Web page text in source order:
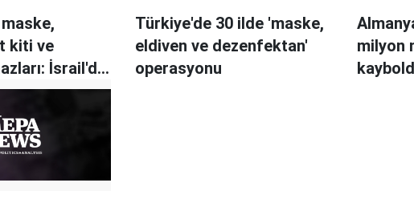
kiti ve
İsrail'de
karşı
Türkiye'de 30 ilde 'maske,
eldiven ve dezenfektan'
operasyonu
milyon